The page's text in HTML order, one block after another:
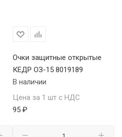
Очки защитные открытые
КЕДР ОЗ-15 8019189
В наличии
Цена за 1 шт с НДС
95 ₽